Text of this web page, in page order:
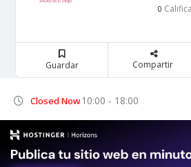
0
Guardar Compartir
Closed Now10:00 - 18:00